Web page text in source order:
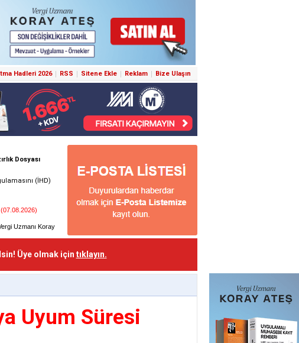
Hadleri 2026 RSS Sitene Ekle Reklam Bize Ulaşın
Üye olmak için tıklayın.
Uyum Süresi